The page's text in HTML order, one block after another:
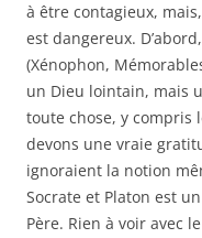
à être contagieux,
est dangereux.
(Xénophon,
un Dieu lointain, mais
toute chose, y compris
devons une vraie
ignoraient la notion
Socrate et Platon est
Père. Rien à voir avec